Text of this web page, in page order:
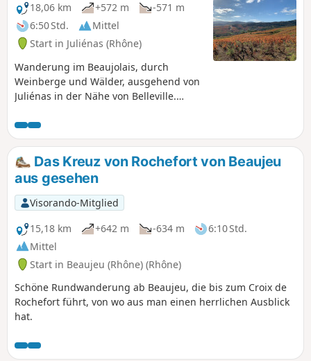
18,06 km +572 m
-571 m
6:50 Std.
Mittel
Start in Juliénas (Rhône)
Wanderung im Beaujolais, durch
Weinberge und Wälder, ausgehend von
Juliénas in der Nähe von Belleville.
verlängert werden (siehe
Beschreibung).
Das Kreuz von Rochefort von Beaujeu
aus gesehen
Visorando-Mitglied
15,18 km
+642 m -634 m
6:10 Std.
Mittel
Start in Beaujeu (Rhône) (Rhône)
Schöne Rundwanderung ab Beaujeu, die bis zum Croix de
Rochefort führt, von wo aus man einen herrlichen Ausblick
hat.